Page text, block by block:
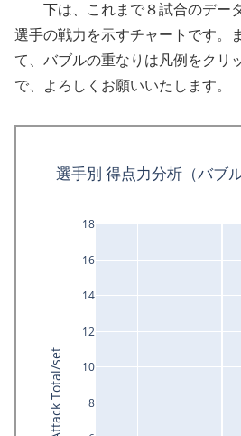
下は、これまで８試合のデー
選手の戦力を示すチャートです。
て、バブルの重なりは凡例をクリ
で、よろしくお願いいたします。